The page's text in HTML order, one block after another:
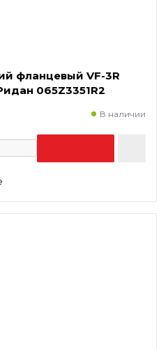
фланцевый VF-3R
065Z3351R2
В наличии